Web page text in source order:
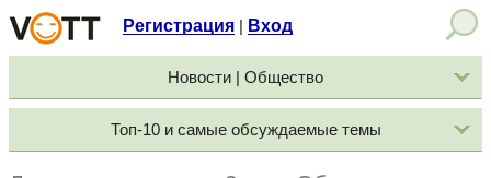
Регистрация Вход
Новости | Общество
Топ-10 и самые обсуждаемые темы